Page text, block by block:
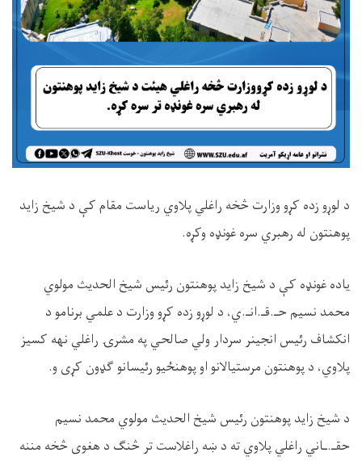
د لوړو زده کړو وزارت څخه راغلي پلاوي ریاست مقام کې د شیخ زايد
پوهنتون له رهبري سره غونډه وکړه.
ياده غونډه کې د شيخ زايد پوهنتون رئيس شیخ الحدیث مولوي
محمد نسیم حـ.قـ.انـ.ي، د لوړو زده کړو وزارت د علمي برنامو د
انکشاف رئيس انجینر سردار ولي صالحي په مشرۍ راغلي نهه کسیز
پلاوي، د پوهنتون مرستيالانو او پوهنځیو رئيسانو ګډون کړی و.
د شيخ زايد پوهنتون رئيس شیخ الحدیث مولوي محمد نسیم
حقـ.ـاني راغلي پلاوي ته د ښه راغلاست تر څنګ د هغوی څخه مننه